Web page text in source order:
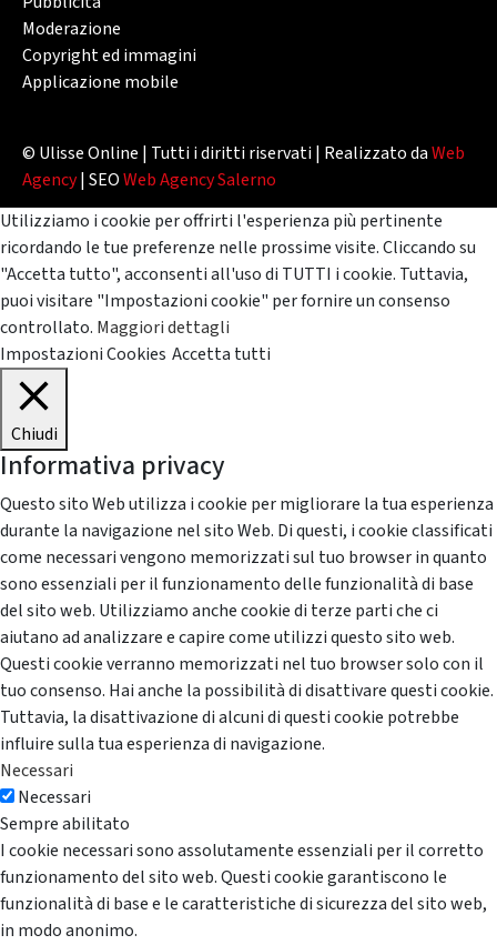
Moderazione
Copyright ed immagini
Applicazione mobile
© Ulisse Online | Tutti i diritti riservati | Realizzato daWeb
Agency| SEOWeb Agency Salerno
Utilizziamo i cookie per offrirti l'esperienza più pertinente
ricordando le tue preferenze nelle prossime visite. Cliccando su
"Accetta tutto", acconsenti all'uso di TUTTI i cookie. Tuttavia,
puoi visitare "Impostazioni cookie" per fornire un consenso
controllato. Maggiori dettagli
Impostazioni Cookies Accetta tutti
Chiudi
Informativa privacy
Questo sito Web utilizza i cookie per migliorare la tua esperienza
durante la navigazione nel sito Web. Di questi, i cookie classificati
come necessari vengono memorizzati sul tuo browser in quanto
sono essenziali per il funzionamento delle funzionalità di base
del sito web. Utilizziamo anche cookie di terze parti che ci
aiutano ad analizzare e capire come utilizzi questo sito web.
Questi cookie verranno memorizzati nel tuo browser solo con il
tuo consenso. Hai anche la possibilità di disattivare questi cookie.
Tuttavia, la disattivazione di alcuni di questi cookie potrebbe
influire sulla tua esperienza di navigazione.
Necessari
Necessari
Sempre abilitato
I cookie necessari sono assolutamente essenziali per il corretto
funzionamento del sito web. Questi cookie garantiscono le
funzionalità di base e le caratteristiche di sicurezza del sito web,
in modo anonimo.